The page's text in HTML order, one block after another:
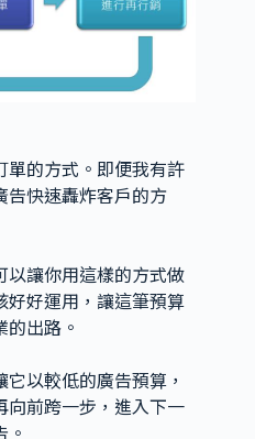
單的方式。即便我有許
告快速轟炸客戶的方
以讓你用這樣的方式做
好好運用，讓這筆預算
的出路。
以較低的廣告預算，
向前跨一步，進入下一
。